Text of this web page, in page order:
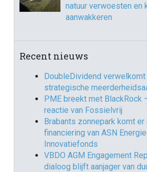
natuur verwoesten en
aanwakkeren
Recent nieuws
DoubleDividend
strategische
PME breekt met BlackRock
reactie van Fossielvrij
Brabants zonnepark komt
financiering van ASN
Innovatiefonds
VBDO AGM Engagement
dialoog blijft aanjager van